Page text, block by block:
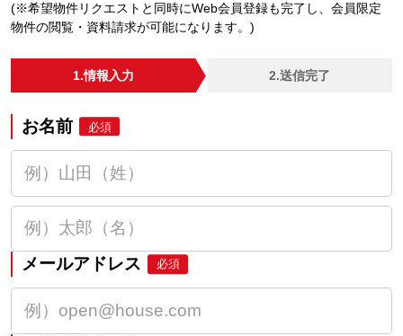
(※希望物件リクエストと同時にWeb会員登録も完了し、会員限定
物件の閲覧・資料請求が可能になります。)
1.情報入力 2.送信完了
お名前 必須
メールアドレス 必須